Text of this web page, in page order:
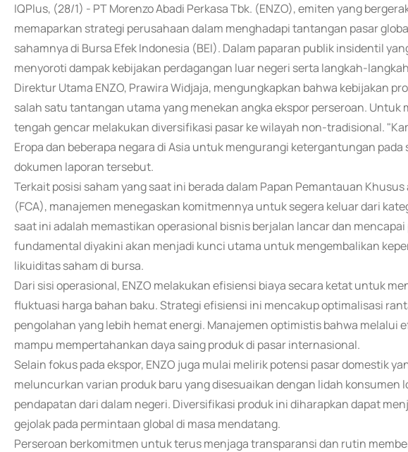
IQPlus, (28/1) - PT Morenzo Abadi Perkasa Tbk. (ENZO), emiten yang
memaparkan strategi perusahaan dalam menghadapi tantangan pasar
sahamnya di Bursa Efek Indonesia (BEI). Dalam paparan publik insidentil
menyoroti dampak kebijakan perdagangan luar negeri serta langkah-
Direktur Utama ENZO, Prawira Widjaja, mengungkapkan bahwa kebijakan
salah satu tantangan utama yang menekan angka ekspor perseroan. Untuk
tengah gencar melakukan diversifikasi pasar ke wilayah non-tradisional.
Eropa dan beberapa negara di Asia untuk mengurangi ketergantungan
dokumen laporan tersebut.
Terkait posisi saham yang saat ini berada dalam Papan Pemantauan
(FCA), manajemen menegaskan komitmennya untuk segera keluar dari
saat ini adalah memastikan operasional bisnis berjalan lancar dan
fundamental diyakini akan menjadi kunci utama untuk mengembalikan
likuiditas saham di bursa.
Dari sisi operasional, ENZO melakukan efisiensi biaya secara ketat untuk
fluktuasi harga bahan baku. Strategi efisiensi ini mencakup optimalisasi
pengolahan yang lebih hemat energi. Manajemen optimistis bahwa melalui
mampu mempertahankan daya saing produk di pasar internasional.
Selain fokus pada ekspor, ENZO juga mulai melirik potensi pasar domestik
meluncurkan varian produk baru yang disesuaikan dengan lidah konsumen
pendapatan dari dalam negeri. Diversifikasi produk ini diharapkan dapat
gejolak pada permintaan global di masa mendatang.
Perseroan berkomitmen untuk terus menjaga transparansi dan rutin